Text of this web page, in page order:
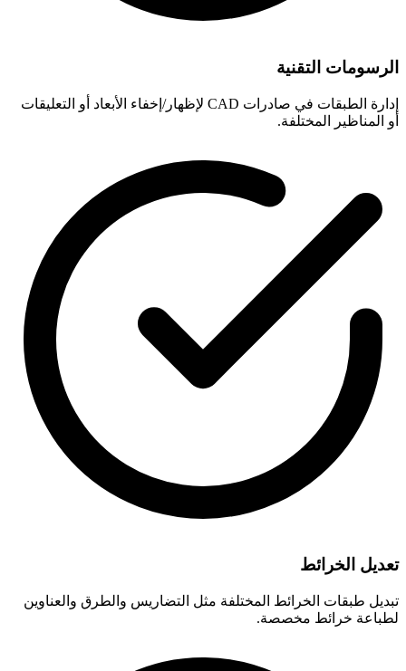
الرسومات التقنية
إدارة الطبقات في صادرات CAD لإظهار/إخفاء الأبعاد أو التعليقات
أو المناظير المختلفة.
تعديل الخرائط
تبديل طبقات الخرائط المختلفة مثل التضاريس والطرق والعناوين
لطباعة خرائط مخصصة.